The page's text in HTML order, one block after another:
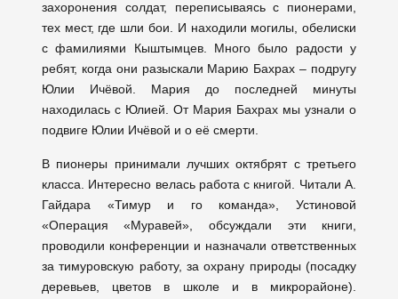
захоронения солдат, переписываясь с пионерами,
тех мест, где шли бои. И находили могилы, обелиски
с фамилиями Кыштымцев. Много было радости у
ребят, когда они разыскали Марию Бахрах – подругу
Юлии Ичёвой. Мария до последней минуты
находилась с Юлией. От Мария Бахрах мы узнали о
подвиге Юлии Ичёвой и о её смерти.
В пионеры принимали лучших октябрят с третьего
класса. Интересно велась работа с книгой. Читали А.
Гайдара «Тимур и го команда», Устиновой
«Операция «Муравей», обсуждали эти книги,
проводили конференции и назначали ответственных
за тимуровскую работу, за охрану природы (посадку
деревьев, цветов в школе и в микрорайоне).